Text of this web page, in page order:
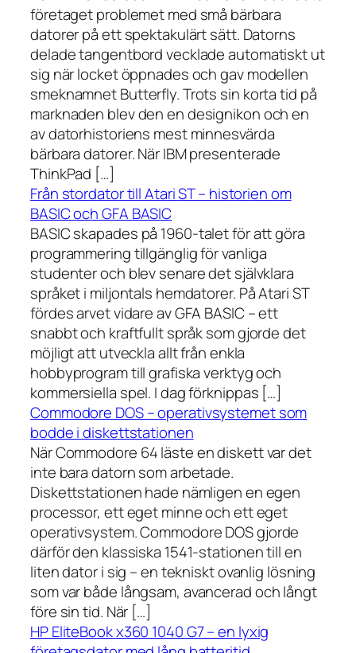
företaget problemet med små bärbara
datorer på ett spektakulärt sätt. Datorns
delade tangentbord vecklade automatiskt ut
sig när locket öppnades och gav modellen
smeknamnet Butterfly. Trots sin korta tid på
marknaden blev den en designikon och en
av datorhistoriens mest minnesvärda
bärbara datorer. När IBM presenterade
ThinkPad […]
Från stordator till Atari ST – historien om
BASIC och GFA BASIC
BASIC skapades på 1960-talet för att göra
programmering tillgänglig för vanliga
studenter och blev senare det självklara
språket i miljontals hemdatorer. På Atari ST
fördes arvet vidare av GFA BASIC – ett
snabbt och kraftfullt språk som gjorde det
möjligt att utveckla allt från enkla
hobbyprogram till grafiska verktyg och
kommersiella spel. I dag förknippas […]
Commodore DOS – operativsystemet som
bodde i diskettstationen
När Commodore 64 läste en diskett var det
inte bara datorn som arbetade.
Diskettstationen hade nämligen en egen
processor, ett eget minne och ett eget
operativsystem. Commodore DOS gjorde
därför den klassiska 1541-stationen till en
liten dator i sig – en tekniskt ovanlig lösning
som var både långsam, avancerad och långt
före sin tid. När […]
HP EliteBook x360 1040 G7 – en lyxig